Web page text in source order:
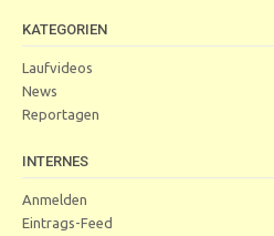
KATEGORIEN
Laufvideos
News
Reportagen
INTERNES
Anmelden
Eintrags-Feed